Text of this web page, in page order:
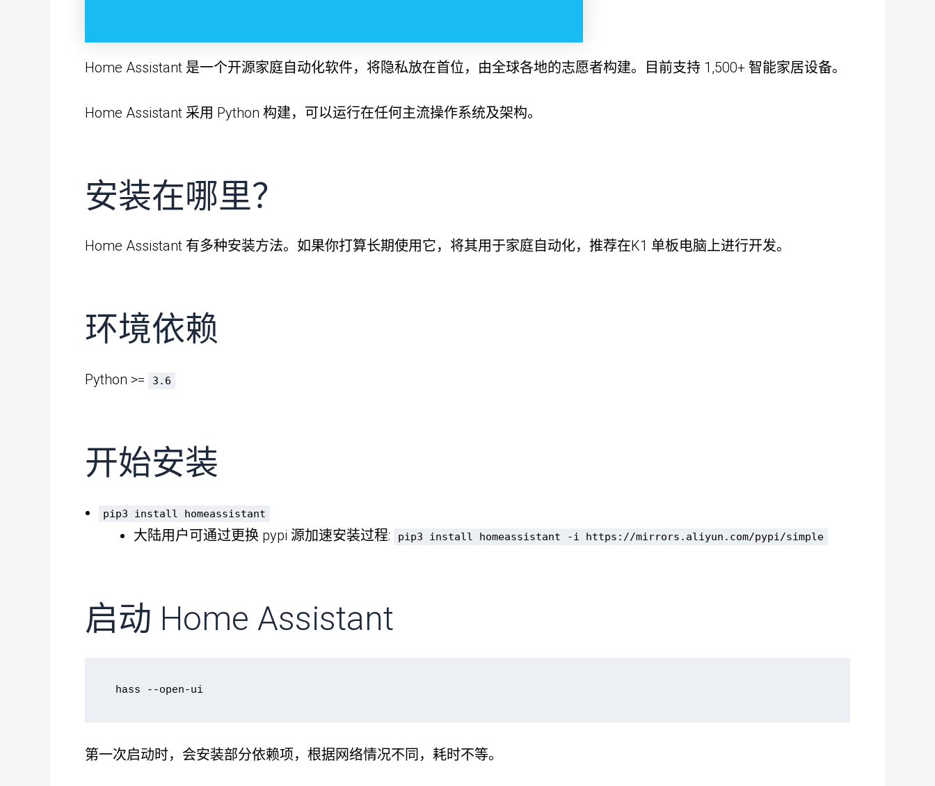
Home Assistant 是一个开源家庭自动化软件，将隐私放在首位，由全球各地的志愿者构建。目前支持 1,500+ 智能家居设备。
Home Assistant 采用 Python 构建，可以运行在任何主流操作系统及架构。
安装在哪里？
Home Assistant 有多种安装方法。如果你打算长期使用它，将其用于家庭自动化，推荐在K1 单板电脑上进行开发。
环境依赖
Python >= 3.6
开始安装
pip3 install homeassistant
大陆用户可通过更换 pypi 源加速安装过程: pip3 install homeassistant -i https://mirrors.aliyun.com/pypi/simple
启动 Home Assistant
hass --open-ui
第一次启动时，会安装部分依赖项，根据网络情况不同，耗时不等。